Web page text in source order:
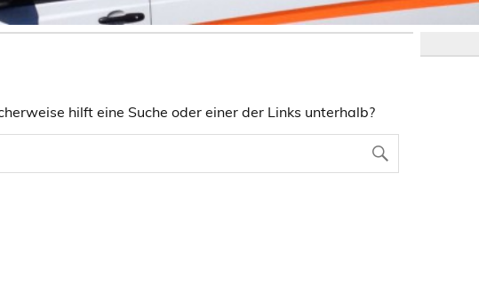
hilft eine Suche oder einer der Links unterhalb?